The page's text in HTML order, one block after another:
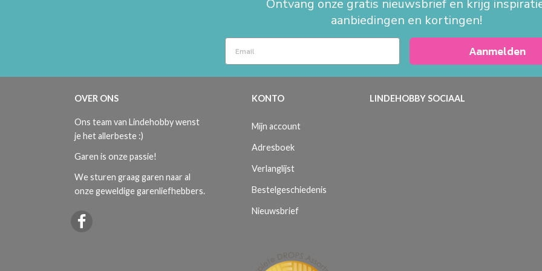
Ontvang onze gratis nieuwsbrief en krijg
aanbiedingen en kortingen!
Aanmelden
OVER ONS
Ons team van Lindehobby wenst
je het allerbeste :)
Garen is onze passie!
We sturen graag garen naar al
onze geweldige garenliefhebbers.
KONTO
Mijn account
Adresboek
Verlanglijst
Bestelgeschiedenis
Nieuwsbrief
LINDEHOBBY SOCIAAL